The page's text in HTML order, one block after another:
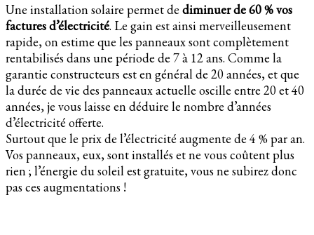
Une installation solaire permet de diminuer de 60 % vos
factures d’électricité. Le gain est ainsi merveilleusement
rapide, on estime que les panneaux sont complètement
rentabilisés dans une période de 7 à 12 ans. Comme la
garantie constructeurs est en général de 20 années, et que
la durée de vie des panneaux actuelle oscille entre 20 et 40
années, je vous laisse en déduire le nombre d’années
d’électricité offerte.
Surtout que le prix de l’électricité augmente de 4 % par an.
Vos panneaux, eux, sont installés et ne vous coûtent plus
rien ; l’énergie du soleil est gratuite, vous ne subirez donc
pas ces augmentations !